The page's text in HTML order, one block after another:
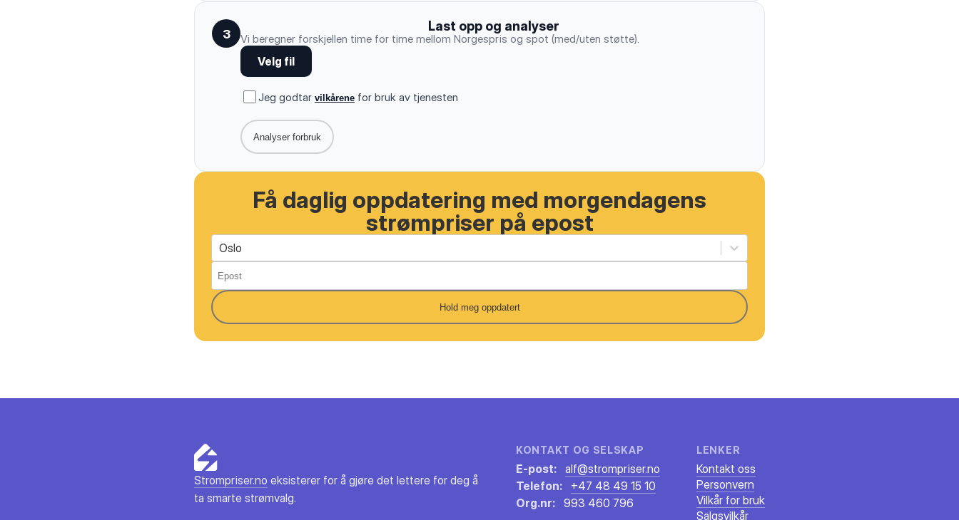
3 Last opp og analyser
Vi beregner forskjellen time for time mellom Norgespris og spot (med/uten støtte).
Velg fil
Jeg godtar vilkårene for bruk av tjenesten
Analyser forbruk
Få daglig oppdatering med morgendagens
strømpriser på epost
Oslo
Hold meg oppdatert
Strompriser.no eksisterer for å gjøre det lettere for deg å
ta smarte strømvalg.
KONTAKT OG SELSKAP
E-post: alf@strompriser.no
Telefon:
+47 48 49 15 10
Org.nr: 993 460 796
LENKER
Kontakt oss
Personvern
Vilkår for bruk
Salgsvilkår